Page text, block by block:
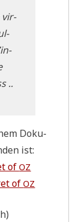
vir­
..
Doku­
ist:
ofOZ
ofOZ